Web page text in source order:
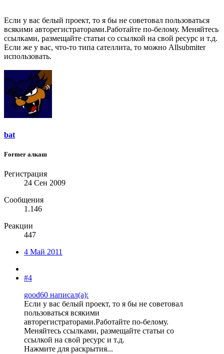
Если у вас белый проект, то я бы не советовал пользоваться
всякими авторегистраторами.Работайте по-белому. Меняйтесь
ссылками, размещайте статьи со ссылкой на свой ресурс и т.д.
Если же у вас, что-то типа сателлита, то можно Allsubmiter
использовать.
bat
Former алкаш
Регистрация
24 Сен 2009
Сообщения
1.146
Реакции
447
4 Май 2011
#4
good60 написал(а):
Если у вас белый проект, то я бы не советовал
пользоваться всякими
авторегистраторами.Работайте по-белому.
Меняйтесь ссылками, размещайте статьи со
ссылкой на свой ресурс и т.д.
Нажмите для раскрытия...